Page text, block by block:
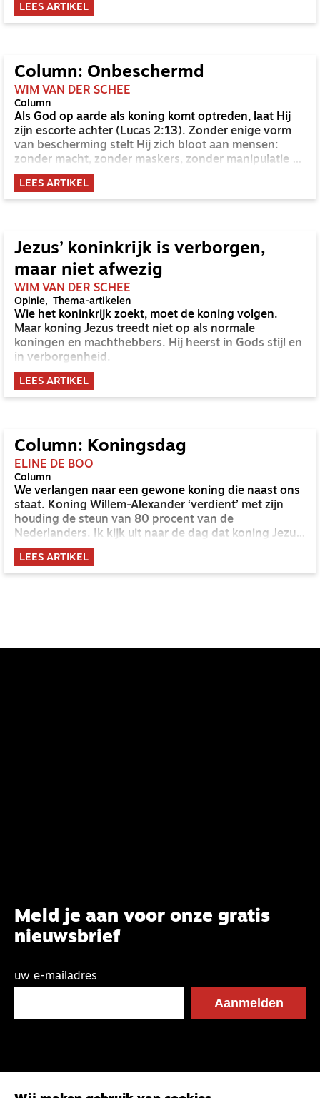
LEES ARTIKEL
Column: Onbeschermd
WIM VAN DER SCHEE
Column
Als God op aarde als koning komt optreden, laat Hij
zijn escorte achter (Lucas 2:13). Zonder enige vorm
van bescherming stelt Hij zich bloot aan mensen:
zonder macht, zonder maskers, zonder manipulatie –
een pasgeboren ingebakerd kind. Het blijkt typerend.
LEES ARTIKEL
Jezus’ koninkrijk is verborgen,
maar niet afwezig
WIM VAN DER SCHEE
Opinie Thema-artikelen
Wie het koninkrijk zoekt, moet de koning volgen.
Maar koning Jezus treedt niet op als normale
koningen en machthebbers. Hij heerst in Gods stijl en
in verborgenheid.
LEES ARTIKEL
Column: Koningsdag
ELINE DE BOO
Column
We verlangen naar een gewone koning die naast ons
staat. Koning Willem-Alexander ‘verdient’ met zijn
houding de steun van 80 procent van de
Nederlanders. Ik kijk uit naar de dag dat koning Jezus
dezelfde populariteitsscore haalt.
LEES ARTIKEL
Meld je aan voor onze gratis
nieuwsbrief
uw e-mailadres